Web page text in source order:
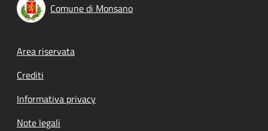
Comune di Monsano
Footer menu
Area riservata
Crediti
Informativa privacy
Note legali